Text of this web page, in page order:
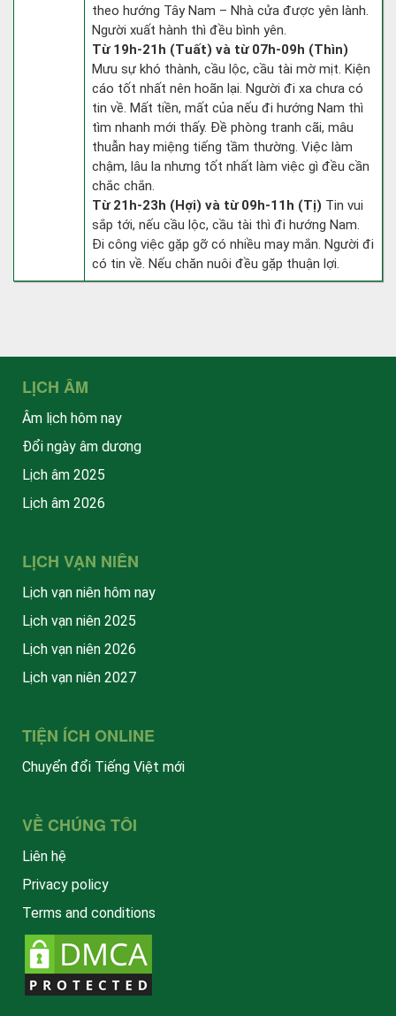
theo hướng Tây Nam – Nhà cửa được yên lành.
Người xuất hành thì đều bình yên.
Từ 19h-21h (Tuất) và từ 07h-09h (Thìn)
Mưu sự khó thành, cầu lộc, cầu tài mờ mịt. Kiện
cáo tốt nhất nên hoãn lại. Người đi xa chưa có
tin về. Mất tiền, mất của nếu đi hướng Nam thì
tìm nhanh mới thấy. Đề phòng tranh cãi, mâu
thuẫn hay miệng tiếng tầm thường. Việc làm
chậm, lâu la nhưng tốt nhất làm việc gì đều cần
chắc chắn.
Từ 21h-23h (Hợi) và từ 09h-11h (Tị) Tin vui
sắp tới, nếu cầu lộc, cầu tài thì đi hướng Nam.
Đi công việc gặp gỡ có nhiều may mắn. Người đi
có tin về. Nếu chăn nuôi đều gặp thuận lợi.
LỊCH ÂM
Âm lịch hôm nay
Đổi ngày âm dương
Lịch âm 2025
Lịch âm 2026
LỊCH VẠN NIÊN
Lịch vạn niên hôm nay
Lịch vạn niên 2025
Lịch vạn niên 2026
Lịch vạn niên 2027
TIỆN ÍCH ONLINE
Chuyển đổi Tiếng Việt mới
VỀ CHÚNG TÔI
Liên hệ
Privacy policy
Terms and conditions